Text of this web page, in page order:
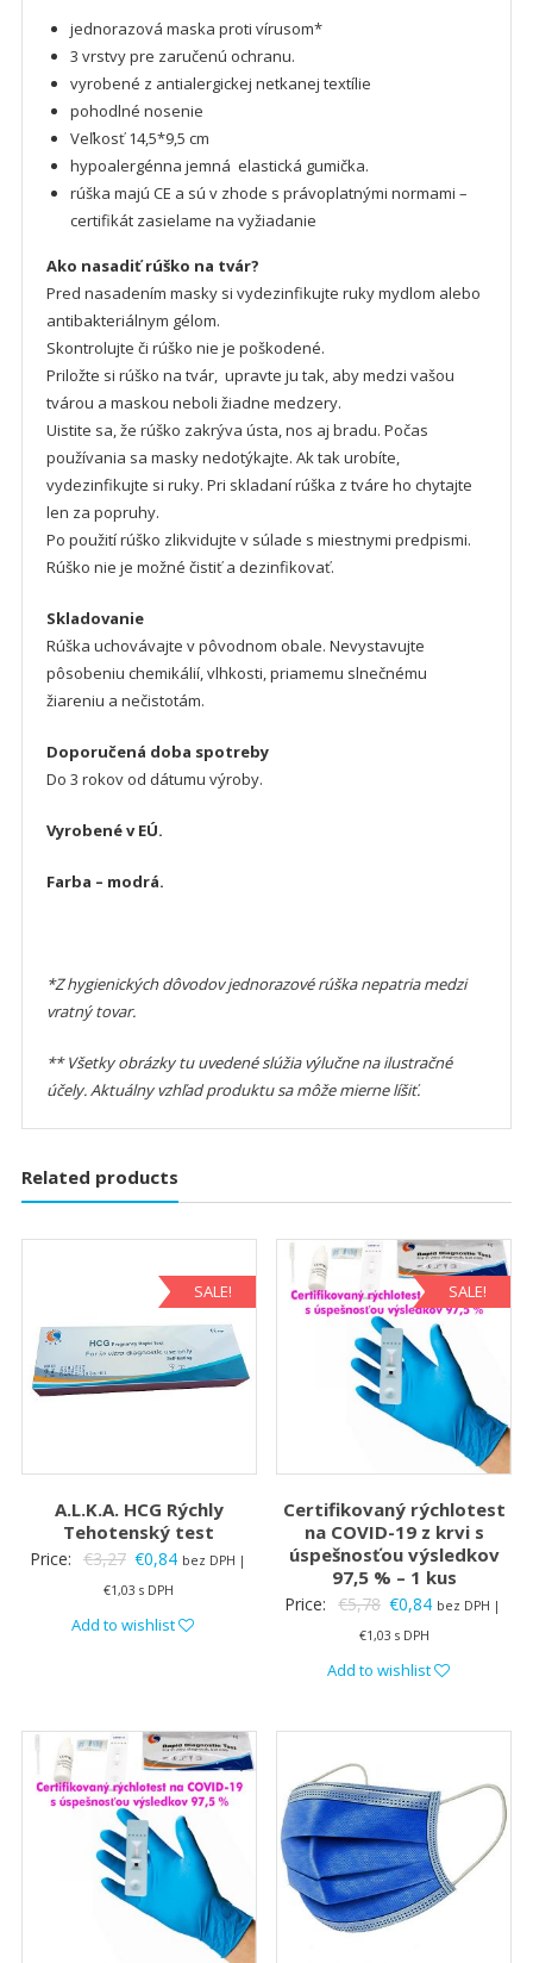
jednorazová maska ​​proti vírusom*
3 vrstvy pre zaručenú ochranu.
vyrobené z antialergickej netkanej textílie
pohodlné nosenie
Veľkosť 14,5*9,5 cm
hypoalergénna jemná elastická gumička.
rúška majú CE a sú v zhode s právoplatnými normami –
certifikát zasielame na vyžiadanie
Ako nasadiť rúško na tvár?
Pred nasadením masky si vydezinfikujte ruky mydlom alebo
antibakteriálnym gélom.
Skontrolujte či rúško nie je poškodené.
Priložte si rúško na tvár, upravte ju tak, aby medzi vašou
tvárou a maskou neboli žiadne medzery.
Uistite sa, že rúško zakrýva ústa, nos aj bradu. Počas
používania sa masky nedotýkajte. Ak tak urobíte,
vydezinfikujte si ruky. Pri skladaní rúška z tváre ho chytajte
len za popruhy.
Po použití rúško zlikvidujte v súlade s miestnymi predpismi.
Rúško nie je možné čistiť a dezinfikovať.
Skladovanie
Rúška uchovávajte v pôvodnom obale. Nevystavujte
pôsobeniu chemikálií, vlhkosti, priamemu slnečnému
žiareniu a nečistotám.
Doporučená doba spotreby
Do 3 rokov od dátumu výroby.
Vyrobené v EÚ.
Farba – modrá.
*Z hygienických dôvodov jednorazové rúška nepatria medzi
vratný tovar.
** Všetky obrázky tu uvedené slúžia výlučne na ilustračné
účely. Aktuálny vzhľad produktu sa môže mierne líšiť.
Related products
SALE!
A.L.K.A. HCG Rýchly
Tehotenský test
Price: €3,27 Original
price
was:
€0,84Current
is:
bez DPH |
€1,03 s DPH
Add to wishlist
SALE!
Certifikovaný rýchlotest
na COVID-19 z krvi s
úspešnosťou výsledkov
97,5 % – 1 kus
Price: €5,78 Original
price
was:
€0,84Current
is:
bez DPH |
€1,03 s DPH
Add to wishlist